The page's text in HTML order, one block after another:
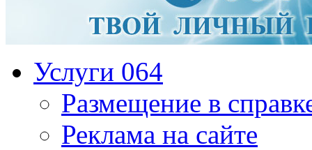
Услуги 064
Размещение в
Реклама на сайте